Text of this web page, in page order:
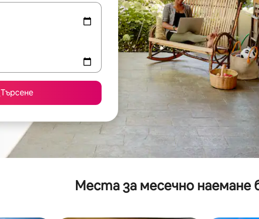
Търсене
Места за месечно наемане